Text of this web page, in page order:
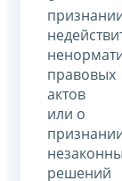
правовых
актов
или о
решений